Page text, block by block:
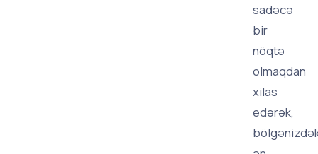
sadəcə
bir
nöqtə
olmaqdan
xilas
edərək,